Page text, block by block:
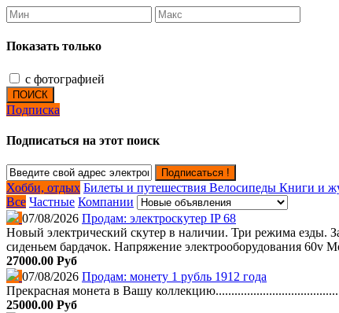
Показать только
с фотографией
ПОИСК
Подписка
Подписаться на этот поиск
Подписаться !
Хобби, отдых Билеты и путешествия Велосипеды Книги и
Все Частные Компании
07/08/2026 Продам: электроскутер IP 68
Новый электрический скутер в наличии. Три режима езды.
сиденьем бардачок. Напряжение электрооборудования 60v
27000.00 Руб
07/08/2026 Продам: монету 1 рубль 1912 года
Прекрасная монета в Вашу
25000.00 Руб